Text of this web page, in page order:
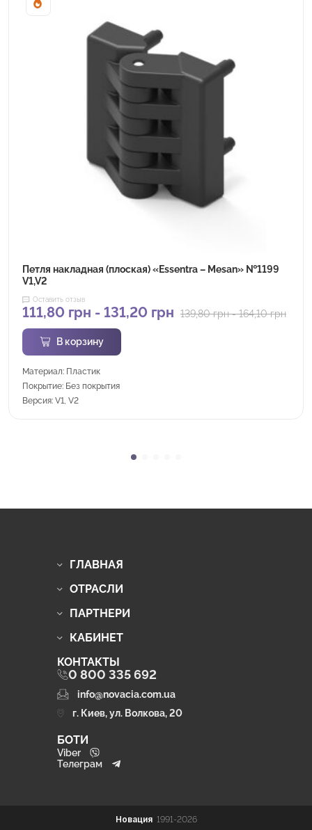
Sale!
Петля накладная (плоская) «Essentra – Mesan» №1199
V1,V2
Оставить отзыв
111,80 грн - 131,20 грн 139,80грн-164,10грн
В корзину
Материал: Пластик
Покрытие: Без покрытия
Версия: V1, V2
ГЛАВНАЯ
ОТРАСЛИ
ПАРТНЕРИ
КАБИНЕТ
КОНТАКТЫ
0 800 335 692
info@novacia.com.ua
г. Киев, ул. Волкова, 20
БОТИ
Viber
Телеграм
Новация 1991-2026